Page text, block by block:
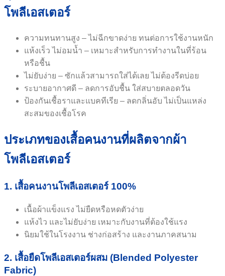
โพลีเอสเตอร์
ความทนทานสูง – ไม่ฉีกขาดง่าย ทนต่อการใช้งานหนัก
แห้งเร็ว ไม่อมน้ำ – เหมาะสำหรับการทำงานในที่ร้อน
หรือชื้น
ไม่ยับง่าย – ซักแล้วสามารถใส่ได้เลย ไม่ต้องรีดบ่อย
ระบายอากาศดี – ลดการอับชื้น ใส่สบายตลอดวัน
ป้องกันเชื้อราและแบคทีเรีย – ลดกลิ่นอับ ไม่เป็นแหล่ง
สะสมของเชื้อโรค
ประเภทของเสื้อคนงานที่ผลิตจากผ้า
โพลีเอสเตอร์
1. เสื้อคนงานโพลีเอสเตอร์ 100%
เนื้อผ้าแข็งแรง ไม่ยืดหรือหดตัวง่าย
แห้งไว และไม่ยับง่าย เหมาะกับงานที่ต้องใช้แรง
นิยมใช้ในโรงงาน ช่างก่อสร้าง และงานภาคสนาม
2. เสื้อยืดโพลีเอสเตอร์ผสม (Blended Polyester
Fabric)